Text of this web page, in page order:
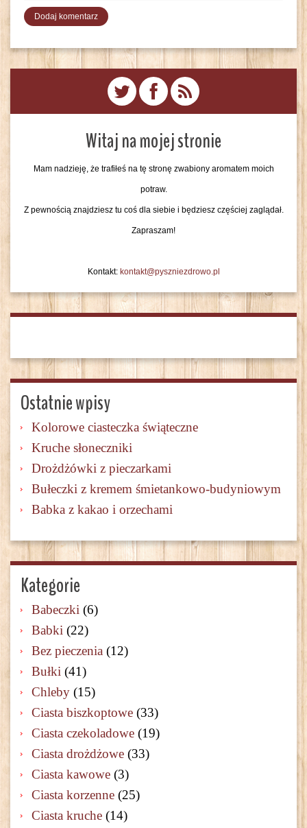
Witaj na mojej stronie
Mam nadzieję, że trafiłeś na tę stronę zwabiony aromatem moich
potraw.
Z pewnością znajdziesz tu coś dla siebie i będziesz częściej zaglądał.
Zapraszam!
Kontakt: kontakt@pyszniezdrowo.pl
Ostatnie wpisy
Kolorowe ciasteczka świąteczne
Kruche słoneczniki
Drożdżówki z pieczarkami
Bułeczki z kremem śmietankowo-budyniowym
Babka z kakao i orzechami
Kategorie
Babeczki (6)
Babki (22)
Bez pieczenia (12)
Bułki (41)
Chleby (15)
Ciasta biszkoptowe (33)
Ciasta czekoladowe (19)
Ciasta drożdżowe (33)
Ciasta kawowe (3)
Ciasta korzenne (25)
Ciasta kruche (14)